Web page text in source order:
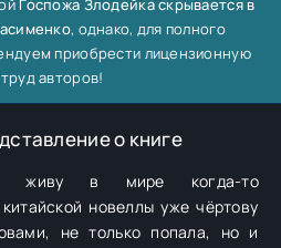
Госпожа Злодейка скрывается в
, однако, для полного
приобрести лицензионную
авторов!
о книге
живу в мире когда-то
новеллы уже чёртову
не только попала, но и